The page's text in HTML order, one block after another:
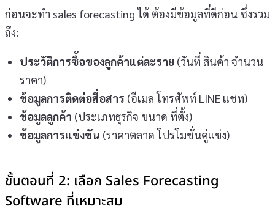
ก่อนจะทำ sales forecasting ได้ ต้องมีข้อมูลที่ดีก่อน ซึ่งรวม
ถึง:
ประวัติการซื้อของลูกค้าแต่ละราย (วันที่ สินค้า จำนวน
ราคา)
ข้อมูลการติดต่อสื่อสาร (อีเมล โทรศัพท์ LINE แชท)
ข้อมูลลูกค้า (ประเภทธุรกิจ ขนาด ที่ตั้ง)
ข้อมูลการแข่งขัน (ราคาตลาด โปรโมชั่นคู่แข่ง)
ขั้นตอนที่ 2: เลือก Sales Forecasting
Software ที่เหมาะสม